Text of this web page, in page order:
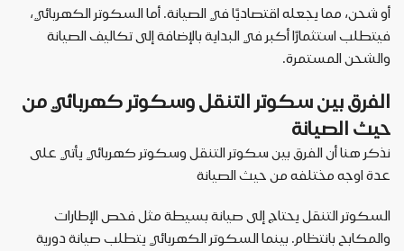
أو شحن، مما يجعله اقتصاديًا في الصيانة. أما السكوتر الكهربائي،
فيتطلب استثمارًا أكبر في البداية بالإضافة إلى تكاليف الصيانة
والشحن المستمرة.
الفرق بين سكوتر التنقل وسكوتر كهربائي من
حيث الصيانة
نذكر هنا أن الفرق بين سكوتر التنقل وسكوتر كهربائي يأتي على
عدة اوجه مختلفه من حيث الصيانة
السكوتر التنقل يحتاج إلى صيانة بسيطة مثل فحص الإطارات
والمكابح بانتظام. بينما السكوتر الكهربائي يتطلب صيانة دورية